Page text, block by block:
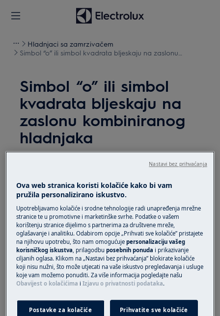
Hladnjaci sa zamrzivačem
Simbol “o” ili simbol kvadrata bljeskaju na zaslonu
Simbol “o” ili simbol
kvadrata bljeskaju na
zaslonu kombiniranog
hladnjaka
Problem:
Na zaslonu se prikazuje ili bljeska simbol
“0” ili simbol kvadrata.
Vrijedi za:
Hladnjak
Kombinirani hladnjak
Zamrzivač
1. Obratite se ovlaštenom servisnom centru
Ova web stranica koristi kolačiće kako bi vam
pružila personalizirano iskustvo.
Upotrebljavamo kolačiće i srodne tehnologije radi unapređenja mrežne
stranice te u promotivne i marketinške svrhe. Podatke o vašem
korištenju stranice dijelimo s partnerima za društvene mreže,
oglašavanje i analitiku. Odabirom opcije „Prihvati sve kolačiće” pristajete
na njihovu upotrebu, što nam omogućujepersonalizaciju vašeg
korisničkog iskustva, prilagodbuposebnih ponuda i prikazivanje
ciljanih oglasa. Klikom na „Nastavi bez prihvaćanja” blokirate kolačiće
koji nisu nužni, što može utjecati na vaše iskustvo pregledavanja i usluge
koje vam možemo ponuditi. Za više informacija pogledajte našu
Obavijest o kolačićima iIzjavu o privatnosti podataka.
Postavke za kolačiće Prihvatite sve kolačiće
Nastavi bez prihvaćanja